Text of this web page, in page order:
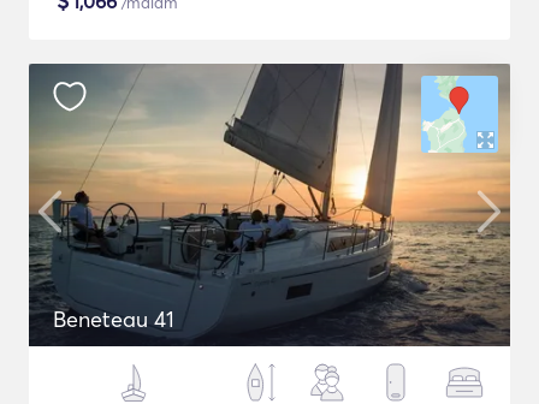
Beneteau 41